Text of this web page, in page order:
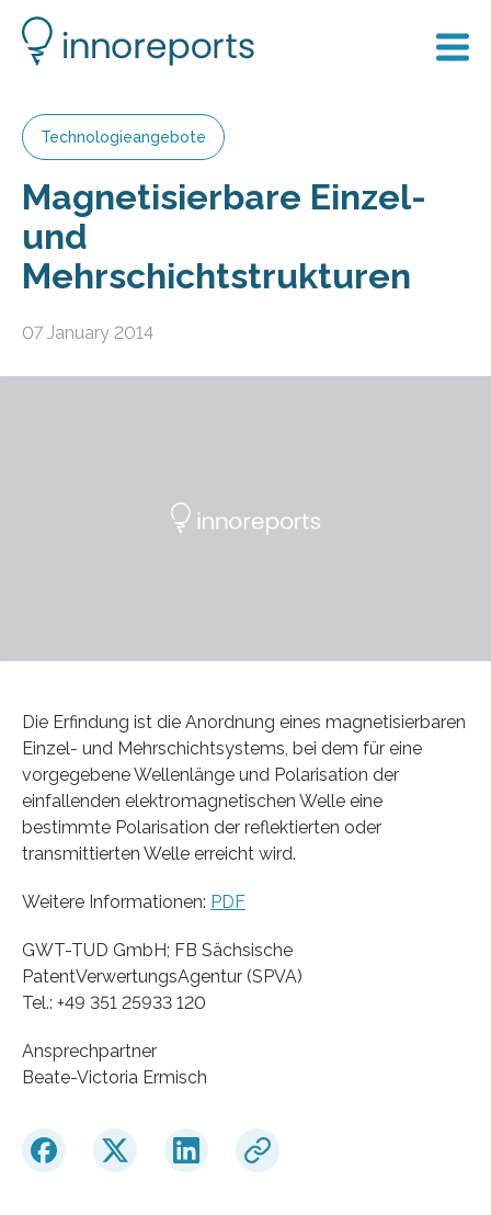
Technologieangebote
Magnetisierbare Einzel-
und
Mehrschichtstrukturen
07 January 2014
Die Erfindung ist die Anordnung eines magnetisierbaren
Einzel- und Mehrschichtsystems, bei dem für eine
vorgegebene Wellenlänge und Polarisation der
einfallenden elektromagnetischen Welle eine
bestimmte Polarisation der reflektierten oder
transmittierten Welle erreicht wird.
Weitere Informationen: PDF
GWT-TUD GmbH; FB Sächsische
PatentVerwertungsAgentur (SPVA)
Tel.: +49 351 25933 120
Ansprechpartner
Beate-Victoria Ermisch